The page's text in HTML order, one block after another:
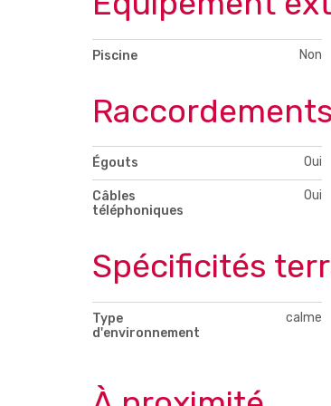
Piscine Non
Raccordements
Égouts Oui
Câbles
téléphoniques
Oui
Spécificités
Type
d'environnement
calme